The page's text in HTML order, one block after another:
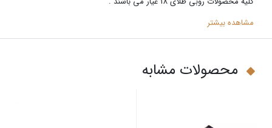
مشاهده بیشتر
محصولات مشابه